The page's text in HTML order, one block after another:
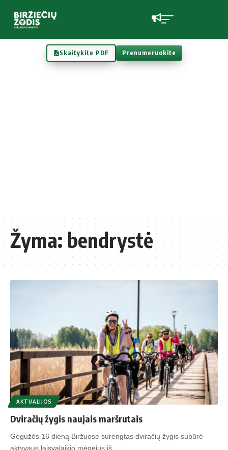
Skaitykite PDF Prenumeruokite
Žyma:bendrystė
AKTUALIJOS
Dviračių žygis naujais maršrutais
Gegužės 16 dieną Biržuose surengtas dviračių žygis subūrė
aktyvaus laisvalaikio mėgėjus iš…